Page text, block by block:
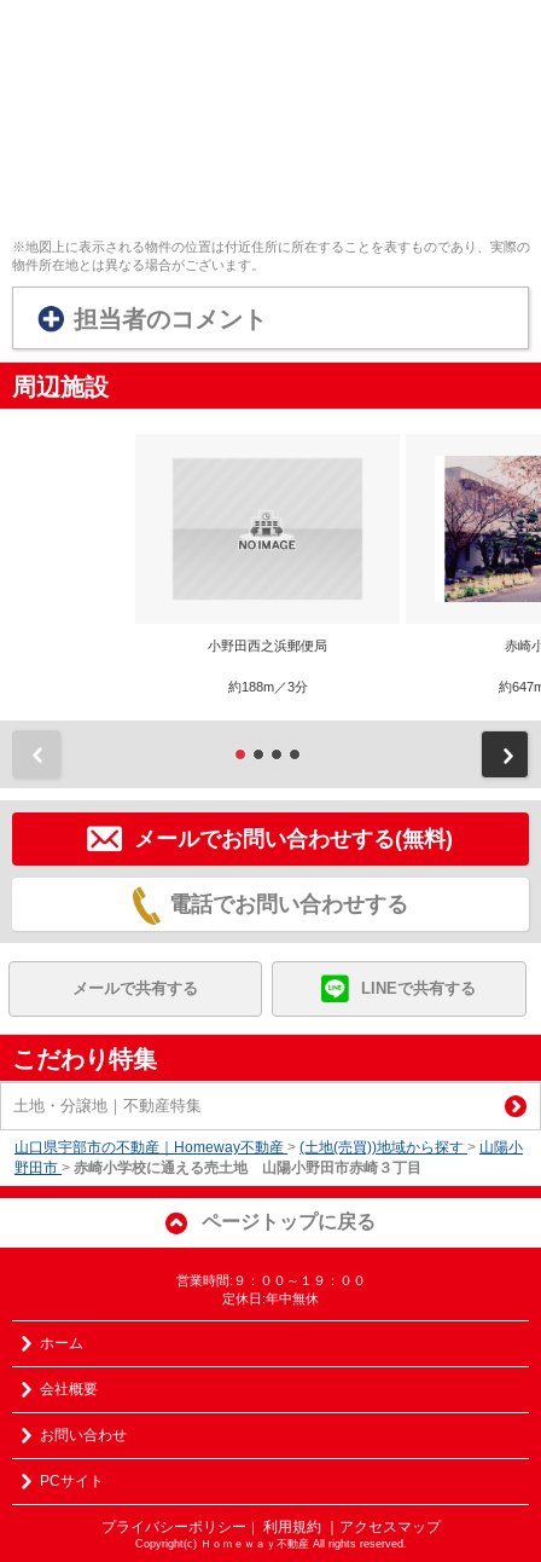
※地図上に表示される物件の位置は付近住所に所在することを表すものであり、実際の
物件所在地とは異なる場合がございます。
担当者のコメント
周辺施設
小野田西之浜郵便局
約188m／3分
赤崎
約
メールでお問い合わせする(無料)
電話でお問い合わせする
メールで共有する LINEで共有する
こだわり特集
土地・分譲地｜不動産特集
山口県宇部市の不動産｜Homeway不動産 > (土地(売買))地域から探す > 山陽小
野田市 > 赤崎小学校に通える売土地 山陽小野田市赤崎３丁目
ページトップに戻る
営業時間:９：００～１９：００
定休日:年中無休
ホーム
会社概要
お問い合わせ
PCサイト
プライバシーポリシー ｜ 利用規約 ｜アクセスマップ
Copyright(c) Ｈｏｍｅｗａｙ不動産 All rights reserved.